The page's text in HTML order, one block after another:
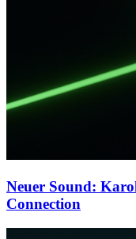
Neuer Sound:
Connection